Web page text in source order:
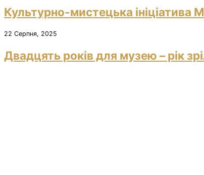
Культурно-мистецька ініціатива
22 Серпня, 2025
Двадцять років для музею – рік